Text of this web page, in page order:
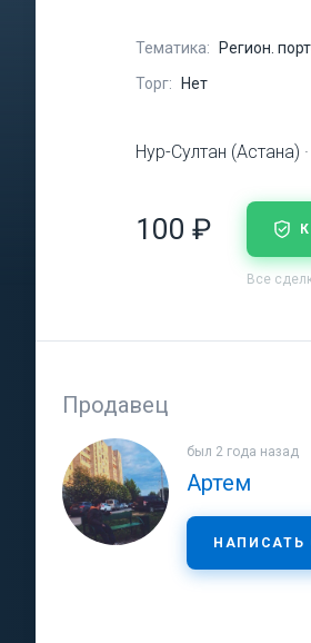
Тематика:
Регион.
Торг:
Нет
Нур-Султан (Астана)
100 ₽
Все
Продавец
был 2 года назад
Артем
НАПИСАТЬ